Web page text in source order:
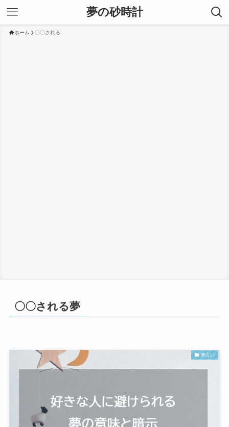
夢の砂時計
ホーム 〇〇される
〇〇される夢
夢占い